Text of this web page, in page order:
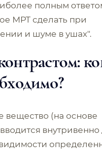
полным
МРТ сделать при
и шуме в ушах".
вещество (на основе
внутривенно